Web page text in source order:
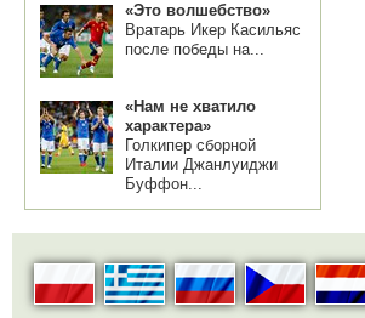
«Это волшебство»
Вратарь Икер Касильяс
после победы на...
«Нам не хватило
характера»
Голкипер сборной
Италии Джанлуиджи
Буффон...